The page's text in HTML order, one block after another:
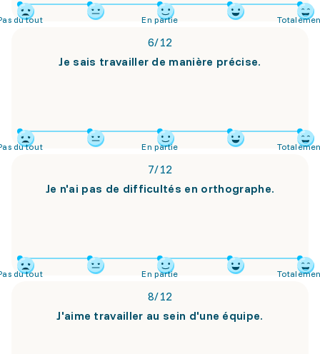
du tout En partie
6/12
Je sais travailler de manière précise.
du tout En partie
7/12
Je n'ai pas de difficultés en orthographe.
du tout En partie
8/12
J'aime travailler au sein d'une équipe.